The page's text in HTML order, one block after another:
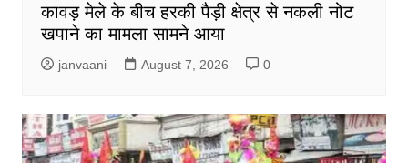
कावड़ मेले के बीच हरकी पैड़ी क्षेत्र से नकली नोट
खपाने का मामला सामने आया
janvaani August 7, 2026 0